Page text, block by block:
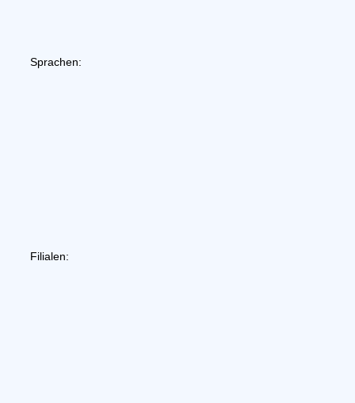
Sprachen:
Filialen: